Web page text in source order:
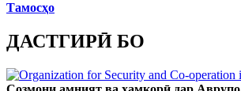
Тамосҳо
ДАСТГИРӢ БО